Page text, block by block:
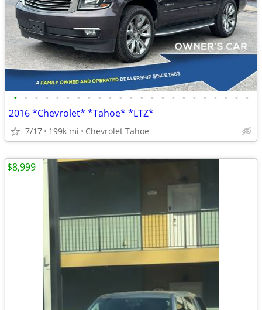
• • • • • • • • • • • • • • • • • • • • • • •
2016 *Chevrolet* *Tahoe* *LTZ*
7/17 199k mi Chevrolet Tahoe
$8,999